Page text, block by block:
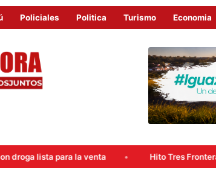
Policiales Politica Turismo Economia
la venta Hito Tres Fronteras: Municipio